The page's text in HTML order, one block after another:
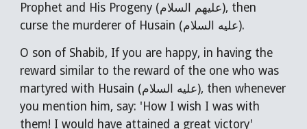
Prophet and His Progeny (عليهم السلام), then
curse the murderer of
Husain (عليه السلام).
O son of Shabib, Ifyou are happy, in having the
reward similar to the reward of the one who was
martyred with
Husain (عليه السلام), then whenever
you mention him, say: 'How I wish I was with
them! I would have attained a great victory'